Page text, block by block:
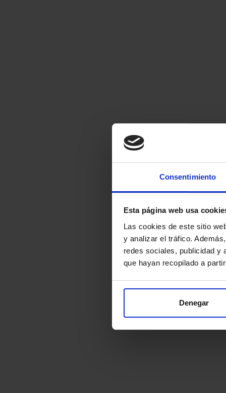
Consentimiento
Esta página web usa
Las cookies de este sitio
y analizar el tráfico.
redes sociales, publicidad y
que hayan recopilado a
Denegar